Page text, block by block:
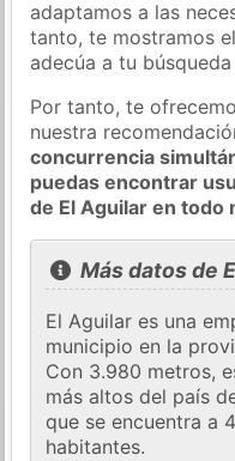
adaptamos a las
tanto, te mostramos
adecúa a tu
Por tanto, te
nuestra
concurrencia
puedas encontrar
de El Aguilar en todo
Más datos de
El Aguilar es una
municipio en la
Con 3.980 metros,
más altos del país
que se encuentra a
habitantes.